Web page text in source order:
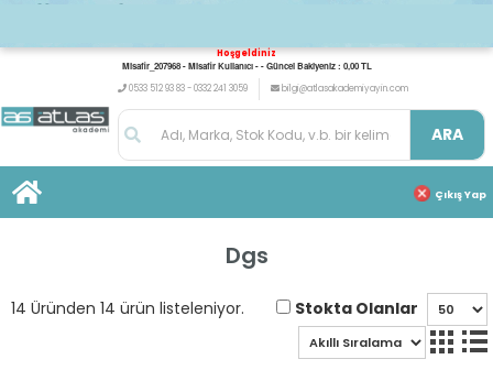
Hoşgeldiniz
Misafir_207968 - Misafir Kullanıcı - - Güncel Bakiyeniz : 0,00 TL
0533 512 93 83 - 0332 241 3059
bilgi@atlasakademiyayin.com
ARA
Çıkış Yap
Dgs
14 Üründen 14 ürün listeleniyor. Stokta Olanlar